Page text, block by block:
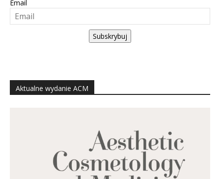
Email
Subskrybuj
Aktualne wydanie ACM